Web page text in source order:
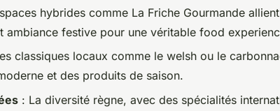
hybrides comme La Friche Gourmande
ambiance festive pour une véritable food
classiques locaux comme le welsh ou le
et des produits de saison.
: La diversité règne, avec des spécialités